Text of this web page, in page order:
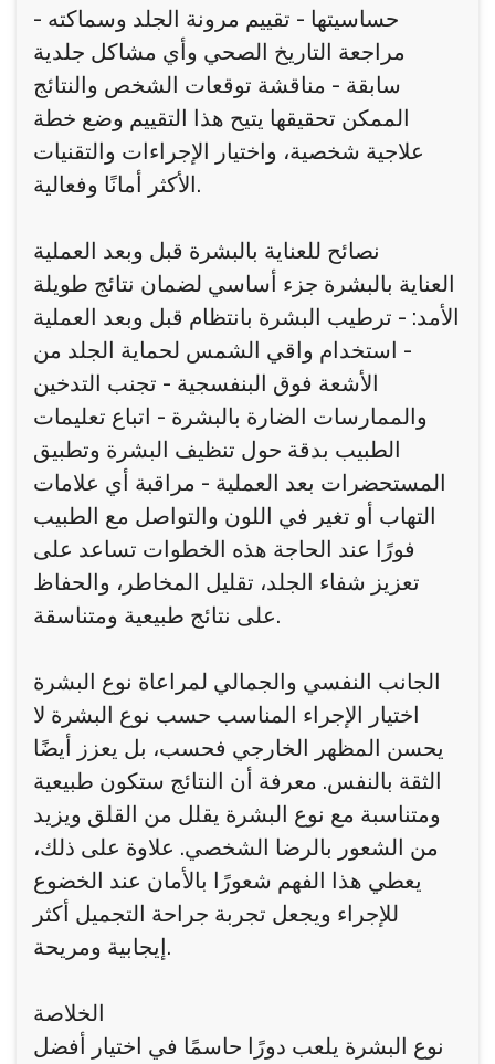
حساسيتها - تقييم مرونة الجلد وسماكته -
مراجعة التاريخ الصحي وأي مشاكل جلدية
سابقة - مناقشة توقعات الشخص والنتائج
الممكن تحقيقها يتيح هذا التقييم وضع خطة
علاجية شخصية، واختيار الإجراءات والتقنيات
الأكثر أمانًا وفعالية.
نصائح للعناية بالبشرة قبل وبعد العملية
العناية بالبشرة جزء أساسي لضمان نتائج طويلة
الأمد: - ترطيب البشرة بانتظام قبل وبعد العملية
- استخدام واقي الشمس لحماية الجلد من
الأشعة فوق البنفسجية - تجنب التدخين
والممارسات الضارة بالبشرة - اتباع تعليمات
الطبيب بدقة حول تنظيف البشرة وتطبيق
المستحضرات بعد العملية - مراقبة أي علامات
التهاب أو تغير في اللون والتواصل مع الطبيب
فورًا عند الحاجة هذه الخطوات تساعد على
تعزيز شفاء الجلد، تقليل المخاطر، والحفاظ
على نتائج طبيعية ومتناسقة.
الجانب النفسي والجمالي لمراعاة نوع البشرة
اختيار الإجراء المناسب حسب نوع البشرة لا
يحسن المظهر الخارجي فحسب، بل يعزز أيضًا
الثقة بالنفس. معرفة أن النتائج ستكون طبيعية
ومتناسبة مع نوع البشرة يقلل من القلق ويزيد
من الشعور بالرضا الشخصي. علاوة على ذلك،
يعطي هذا الفهم شعورًا بالأمان عند الخضوع
للإجراء ويجعل تجربة جراحة التجميل أكثر
إيجابية ومريحة.
الخلاصة
نوع البشرة يلعب دورًا حاسمًا في اختيار أفضل